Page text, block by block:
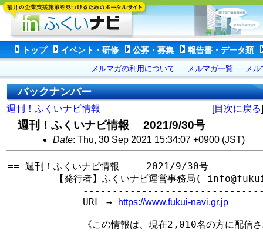
トップ イベント・研修 公募・募集 報告書・データ類
メルマガの利用について メルマガ一覧 メ
バックナンバー
週刊！ふくいナビ情報 [目次に戻る]
週刊！ふくいナビ情報 2021/9/30号
Date: Thu, 30 Sep 2021 15:34:07 +0900 (JST)
== 週刊！ふくいナビ情報　   2021/9/30号
【発行者】ふくいナビ運営事務局(
URL →
https://www.fukui-navi.gr.jp
《この情報は、現在2,010名の方に配信され